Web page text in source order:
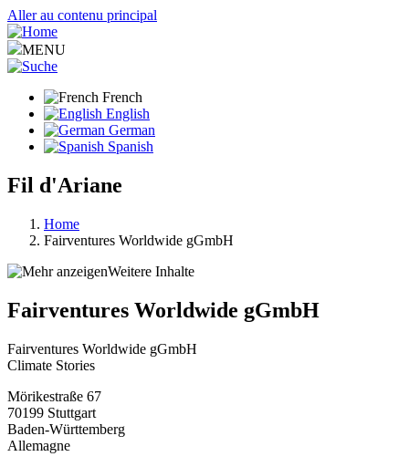
Aller au contenu principal
MENU
French
English
German
Spanish
Fil d'Ariane
Home
Fairventures Worldwide gGmbH
Weitere Inhalte
Fairventures Worldwide gGmbH
Fairventures Worldwide gGmbH
Climate Stories
Mörikestraße 67
70199 Stuttgart
Baden-Württemberg
Allemagne